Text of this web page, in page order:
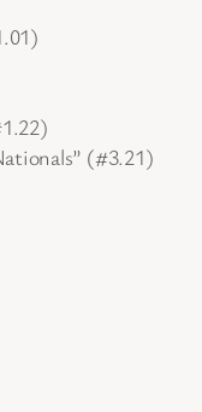
(#3.21)